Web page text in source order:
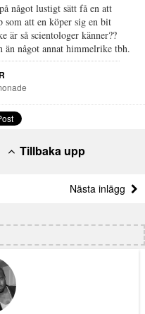
något lustigt sätt få en att
som att en köper sig en bit
är så scientologer känner??
något annat himmelrike tbh.
Tillbaka upp
Nästa inlägg